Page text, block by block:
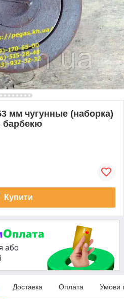
мм чугунные (наборка)
барбекю
Купити
Доставка Оплата Умови